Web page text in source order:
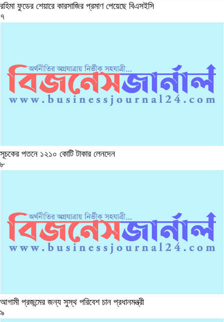
রহিমা ফুডের শেয়ারে কারসাজির প্রমাণ পেয়েছে বিএসইসি
৭
সূচকের পতনে ১২১০ কোটি টাকার লেনদেন
৮
আগামী প্রজন্মের জন্য সুস্থ পরিবেশ চান প্রধানমন্ত্রী
৯